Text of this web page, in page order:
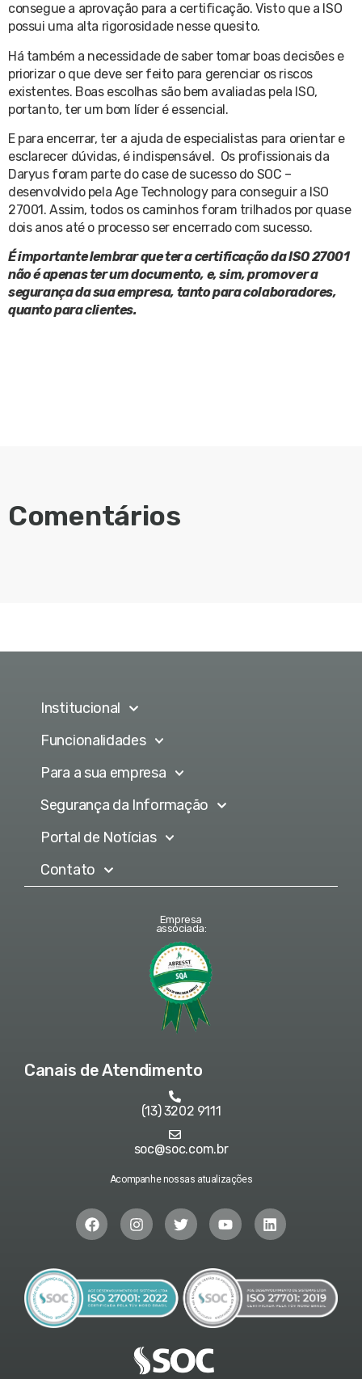
consegue a aprovação para a certificação. Visto que a ISO
possui uma alta rigorosidade nesse quesito.
Há também a necessidade de saber tomar boas decisões e
priorizar o que deve ser feito para gerenciar os riscos
existentes. Boas escolhas são bem avaliadas pela ISO,
portanto, ter um bom líder é essencial.
E para encerrar, ter a ajuda de especialistas para orientar e
esclarecer dúvidas, é indispensável. Os profissionais da
Daryus foram parte do case de sucesso do SOC –
desenvolvido pela Age Technology para conseguir a ISO
27001. Assim, todos os caminhos foram trilhados por quase
dois anos até o processo ser encerrado com sucesso.
É importante lembrar que ter a certificação da ISO 27001
não é apenas ter um documento, e, sim, promover a
segurança da sua empresa, tanto para colaboradores,
quanto para clientes.
Comentários
Institucional
Funcionalidades
Para a sua empresa
Segurança da Informação
Portal de Notícias
Contato
Empresa
associada:
Canais de Atendimento
(13) 3202 9111
soc@soc.com.br
Acompanhe nossas atualizações